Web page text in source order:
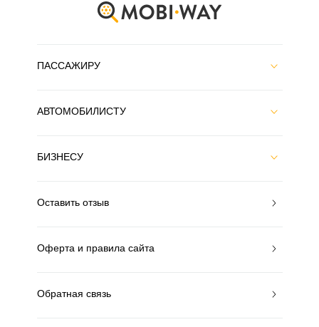
ПАССАЖИРУ
АВТОМОБИЛИСТУ
БИЗНЕСУ
Оставить отзыв
Оферта и правила сайта
Обратная связь